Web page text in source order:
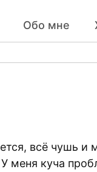
Обо мне
всё чушь и
меня куча